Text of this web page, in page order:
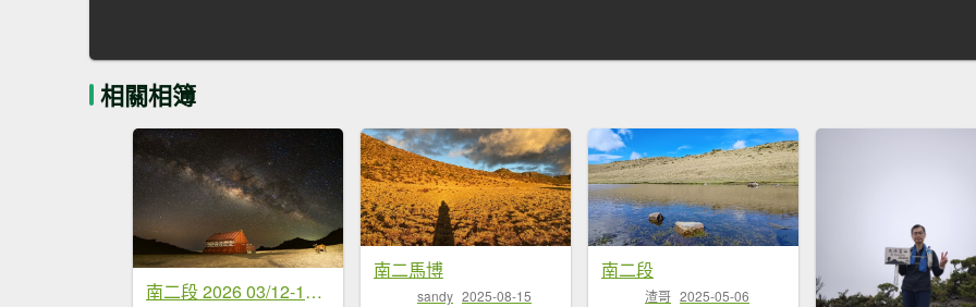
相關相簿
南二段 2026 03/12-17 六天五夜
南二馬博
sandy 2025-08-15
南二段
渣哥 2025-05-06